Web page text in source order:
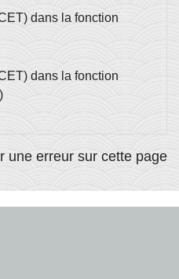
dans la fonction
dans la fonction
une erreur sur cette page